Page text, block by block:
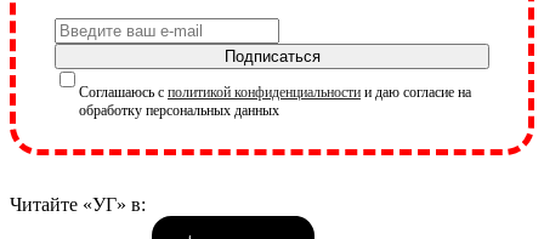
Подписаться
Соглашаюсь с политикой конфиденциальности и даю согласие на
обработку персональных данных
Читайте «УГ» в: